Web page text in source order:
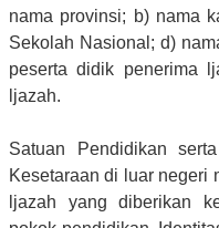
nama provinsi; b) nama
Sekolah Nasional; d)
peserta didik penerima
ljazah.
Satuan Pendidikan
Kesetaraan di luar negeri
ljazah yang diberikan